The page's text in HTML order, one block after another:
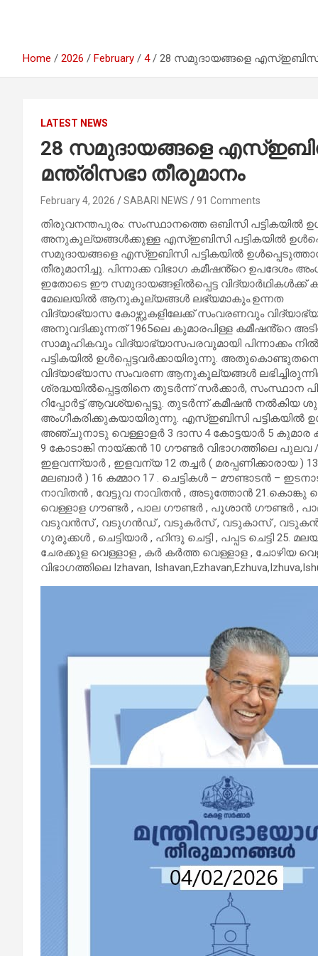
Home 2026 February 4 28 സമുദായങ്ങളെ എസ്ഇബിസി
LATEST NEWS
28 സമുദായങ്ങളെ
മന്ത്രിസഭാ തീരുമാനം
February 4, 2026 SABARI NEWS 91 Comments
തിരുവനന്തപുരം: സംസ്ഥാനത്തെ ഒബിസി പട്ടികയിൽ
അനുകൂല്യങ്ങൾക്കുള്ള എസ്ഇബിസി പട്ടികയിൽ
സമുദായങ്ങളെ എസ്ഇബിസി പട്ടികയിൽ
തീരുമാനിച്ചു. പിന്നാക്ക വിഭാഗ കമീഷൻ്റെ ഉപദേശം
ഇതോടെ ഈ സമുദായങ്ങളിൽപ്പെട്ട വിദ്യാർഥികൾക്ക്
മേഖലയിൽ ആനുകൂല്യങ്ങൾ ലഭ്യമാകും.ഉന്നത
വിദ്യാഭ്യാസ കോഴ്സുകളിലേക്ക് സംവരണവും
അനുവദിക്കുന്നത് 1965ലെ കുമാരപിള്ള കമീഷൻ്റെ
സാമൂഹികവും വിദ്യാഭ്യാസപരവുമായി പിന്നാക്കം
പട്ടികയിൽ ഉൾപ്പെട്ടവർക്കായിരുന്നു.
വിദ്യാഭ്യാസ സംവരണ ആനുകൂല്യങ്ങൾ
ശ്രദ്ധയിൽപ്പെട്ടതിനെ തുടർന്ന് സർക്കാർ, സംസ്ഥാന
റിപ്പോർട്ട് ആവശ്യപ്പെട്ടു. തുടർന്ന് കമീഷൻ നൽകിയ
അംഗീകരിക്കുകയായിരുന്നു. എസ്ഇബിസി പട്ടികയിൽ
അഞ്ചുനാടു വെള്ളാളർ 3 ദാസ 4 കോട്ടയാർ 5 കുമാര
9 കോടാങ്കി നായ്ക്കൻ 10 ഗൗണ്ടർ വിഭാഗത്തിലെ
ഇളവന്ന്യാർ , ഇളവന്യ 12 തച്ചർ ( മരപ്പണിക്കാരായ
മലബാർ ) 16 കമ്മാറ 17 . ചെട്ടികൾ – മൗണ്ടാടൻ –
നാവിതൻ , വേട്ടുവ നാവിതൻ , അടുത്തോൻ 21.കൊങ്കു
വെള്ളാള ഗൗണ്ടർ , പാല ഗൗണ്ടർ , പൂശാൻ ഗൗണ്ടർ ,
വടുവൻസ് , വടുഗൻഡ് , വടുകർസ് , വടുകാസ് ,
ഗുരുക്കൾ , ചെട്ടിയാർ , ഹിന്ദു ചെട്ടി , പപ്പട ചെട്ടി 25.
ചേരക്കുള വെള്ളാള , കർ കർത്ത വെള്ളാള , ചോഴിയ
വിഭാഗത്തിലെ Izhavan,